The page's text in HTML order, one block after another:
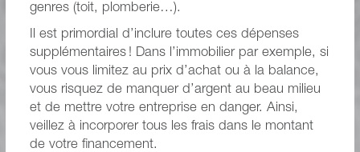
genres (toit, plomberie…).
Il est primordial d’inclure toutes ces dépenses
supplémentaires ! Dans l’immobilier par exemple, si
vous vous limitez au prix d’achat ou à la balance,
vous risquez de manquer d’argent au beau milieu
et de mettre votre entreprise en danger. Ainsi,
veillez à incorporer tous les frais dans le montant
de votre financement.